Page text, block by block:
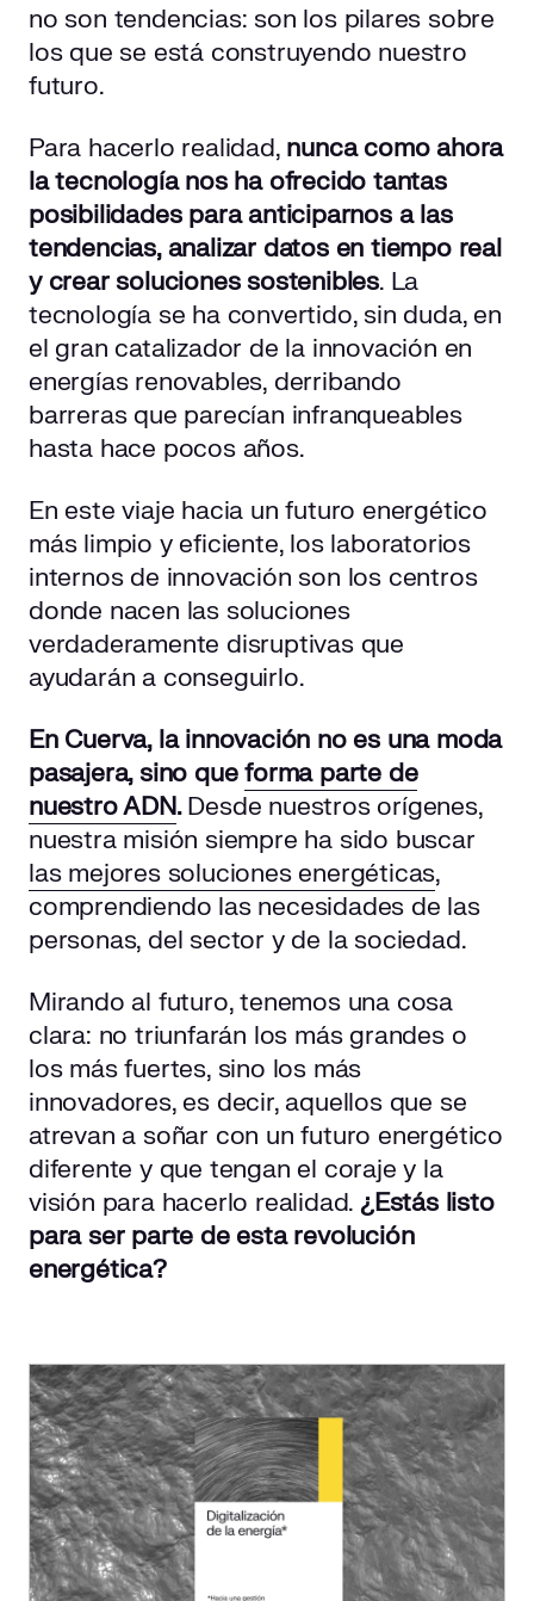
no son tendencias: son los pilares sobre
los que se está construyendo nuestro
futuro.
Para hacerlo realidad, nunca como ahora
la tecnología nos ha ofrecido tantas
posibilidades para anticiparnos a las
tendencias, analizar datos en tiempo real
y crear soluciones sostenibles. La
tecnología se ha convertido, sin duda, en
el gran catalizador de la innovación en
energías renovables, derribando
barreras que parecían infranqueables
hasta hace pocos años.
En este viaje hacia un futuro energético
más limpio y eficiente, los laboratorios
internos de innovación son los centros
donde nacen las soluciones
verdaderamente disruptivas que
ayudarán a conseguirlo.
En Cuerva, la innovación no es una moda
pasajera, sino queforma parte de
nuestro ADN.Desde nuestros orígenes,
nuestra misión siempre ha sido buscar
las mejores soluciones energéticas,
comprendiendo las necesidades de las
personas, del sector y de la sociedad.
Mirando al futuro, tenemos una cosa
clara: no triunfarán los más grandes o
los más fuertes, sino los más
innovadores, es decir, aquellos que se
atrevan a soñar con un futuro energético
diferente y que tengan el coraje y la
visión para hacerlo realidad.¿Estás listo
para ser parte de esta revolución
energética?